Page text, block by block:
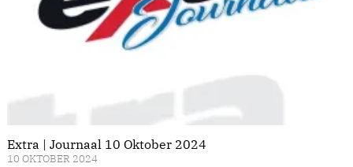
Extra | Journaal 10 Oktober 2024
10 OKTOBER 2024